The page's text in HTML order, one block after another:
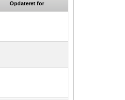
Opdateret for